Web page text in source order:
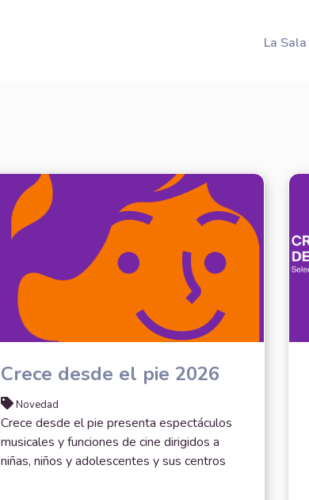
La Sala
Crece desde el pie 2026
Novedad
Crece desde el pie presenta espectáculos
musicales y funciones de cine dirigidos a
niñas, niños y adolescentes y sus centros